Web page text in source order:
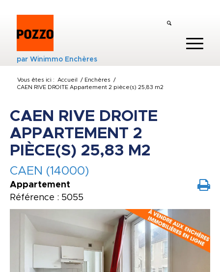
parWinimmo Enchères
Vous êtes ici : Accueil / Enchères
/
CAEN RIVE DROITE Appartement 2 pièce(s) 25,83 m2
CAEN RIVE DROITE
APPARTEMENT 2
PIÈCE(S) 25,83 M2
CAEN (14000)
Appartement
Référence : 5055